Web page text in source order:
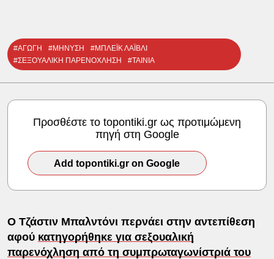
#ΑΓΩΓΗ #ΜΗΝΥΣΗ
#ΜΠΛΕΪΚ ΛΑΪΒΛΙ
#ΣΕΞΟΥΑΛΙΚΗ ΠΑΡΕΝΟΧΛΗΣΗ
#ΤΑΙΝΙΑ
Προσθέστε το topontiki.gr ως προτιμώμενη
πηγή στη Google
Add topontiki.gr on Google
Ο Τζάστιν Μπαλντόνι περνάει στην αντεπίθεση
αφού κατηγορήθηκε για σεξουαλική
παρενόχληση από τη συμπρωταγωνίστριά του